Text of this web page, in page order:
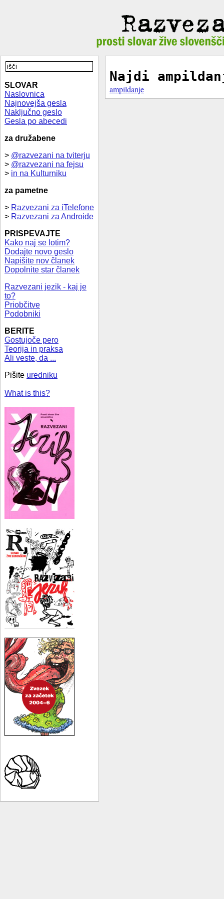
SLOVAR
Naslovnica
Najnovejša gesla
Naključno geslo
Gesla po abecedi
za družabene
> @razvezani na tviterju
> @razvezani na fejsu
> in na Kulturniku
za pametne
> Razvezani za iTelefone
> Razvezani za Androide
PRISPEVAJTE
Kako naj se lotim?
Dodajte novo geslo
Napišite nov članek
Dopolnite star članek
Razvezani jezik - kaj je
to?
Priobčitve
Podobniki
BERITE
Gostujoče pero
Teorija in praksa
Ali veste, da ...
Pišite uredniku
What is this?
Najdi
ampildanje